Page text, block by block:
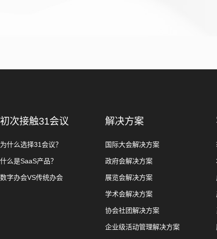
初次接触31会议
为什么选择31会议？
什么是SaaS产品？
数字办会VS传统办会
解决方案
国际大会解决方案
政府会解决方案
展览会解决方案
学术会解决方案
协会社团解决方案
企业级活动管理解决方案